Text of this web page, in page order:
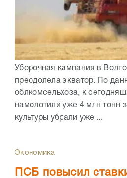
Уборочная кампания в
преодолела экватор. По
облкомсельхоза, к
намолотили уже 4 млн тонн
культуры убрали уже ...
Экономика
ПСБ повысил